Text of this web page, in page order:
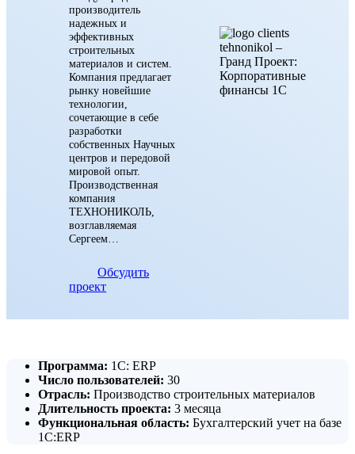
производитель
надежных и
эффективных
строительных
материалов и систем.
Компания предлагает
рынку новейшие
технологии,
сочетающие в себе
разработки
собственных Научных
центров и передовой
мировой опыт.
Производственная
компания
ТЕХНОНИКОЛЬ,
возглавляемая
Сергеем…
Обсудить
проект
Программа: 1С: ERP
Число пользователей: 30
Отрасль: Производство строительных материалов
Длительность проекта: 3 месяца
Функциональная область: Бухгалтерский учет на базе
1С:ERP